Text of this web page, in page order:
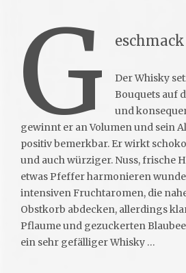
G eschmack
Der Whisky
Bouquets auf
und
gewinnt er an Volumen und sein
positiv bemerkbar. Er wirkt
und auch würziger. Nuss, frische
etwas Pfeffer harmonieren
intensiven Fruchtaromen, die
Obstkorb abdecken, allerdings
Pflaume und gezuckerten
ein sehr gefälliger Whisky …